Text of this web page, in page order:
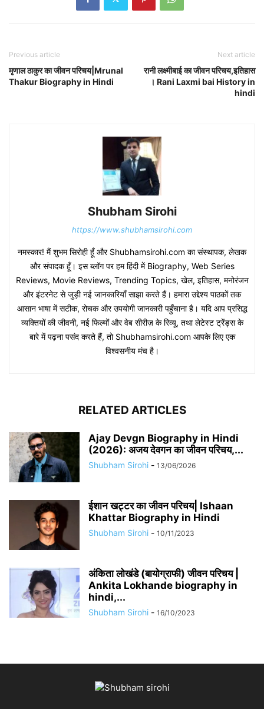
Previous article
मृणाल ठाकुर का जीवन परिचय|Mrunal
Thakur Biography in Hindi
Next article
रानी लक्ष्मीबाई का जीवन परिचय,इतिहास
। Rani Laxmi bai History in
hindi
Shubham Sirohi
https://www.shubhamsirohi.com
नमस्कार! मैं शुभम सिरोही हूँ और Shubhamsirohi.com का संस्थापक, लेखक
और संपादक हूँ। इस ब्लॉग पर हम हिंदी में Biography, Web Series
Reviews, Movie Reviews, Trending Topics, खेल, इतिहास, मनोरंजन
और इंटरनेट से जुड़ी नई जानकारियाँ साझा करते हैं। हमारा उद्देश्य पाठकों तक
आसान भाषा में सटीक, रोचक और उपयोगी जानकारी पहुँचाना है। यदि आप प्रसिद्ध
व्यक्तियों की जीवनी, नई फिल्मों और वेब सीरीज़ के रिव्यू, तथा लेटेस्ट ट्रेंड्स के
बारे में पढ़ना पसंद करते हैं, तो Shubhamsirohi.com आपके लिए एक
विश्वसनीय मंच है।
RELATED ARTICLES
Ajay Devgn Biography in Hindi
(2026): अजय देवगन का जीवन परिचय,...
Shubham Sirohi - 13/06/2026
​​ईशान खट्टर का जीवन परिचय| Ishaan
Khattar Biography in Hindi
Shubham Sirohi - 10/11/2023
अंकिता लोखंडे (बायोग्राफी) जीवन परिचय |
Ankita Lokhande biography in
hindi,...
Shubham Sirohi - 16/10/2023